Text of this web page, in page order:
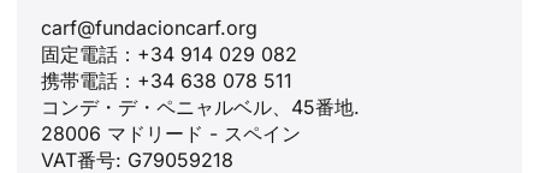
carf@fundacioncarf.org
固定電話：+34 914 029 082
携帯電話：+34 638 078 511
コンデ・デ・ペニャルベル、45番地.
28006 マドリード - スペイン
VAT番号: G79059218